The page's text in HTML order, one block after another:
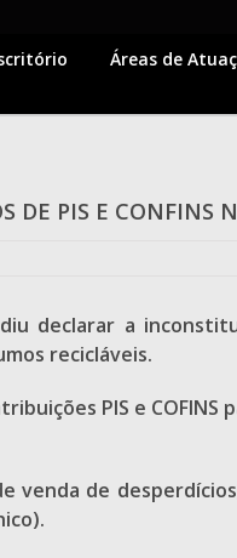
Áreas de
DE PIS E CONFINS
declarar a
recicláveis.
PIS e
venda de